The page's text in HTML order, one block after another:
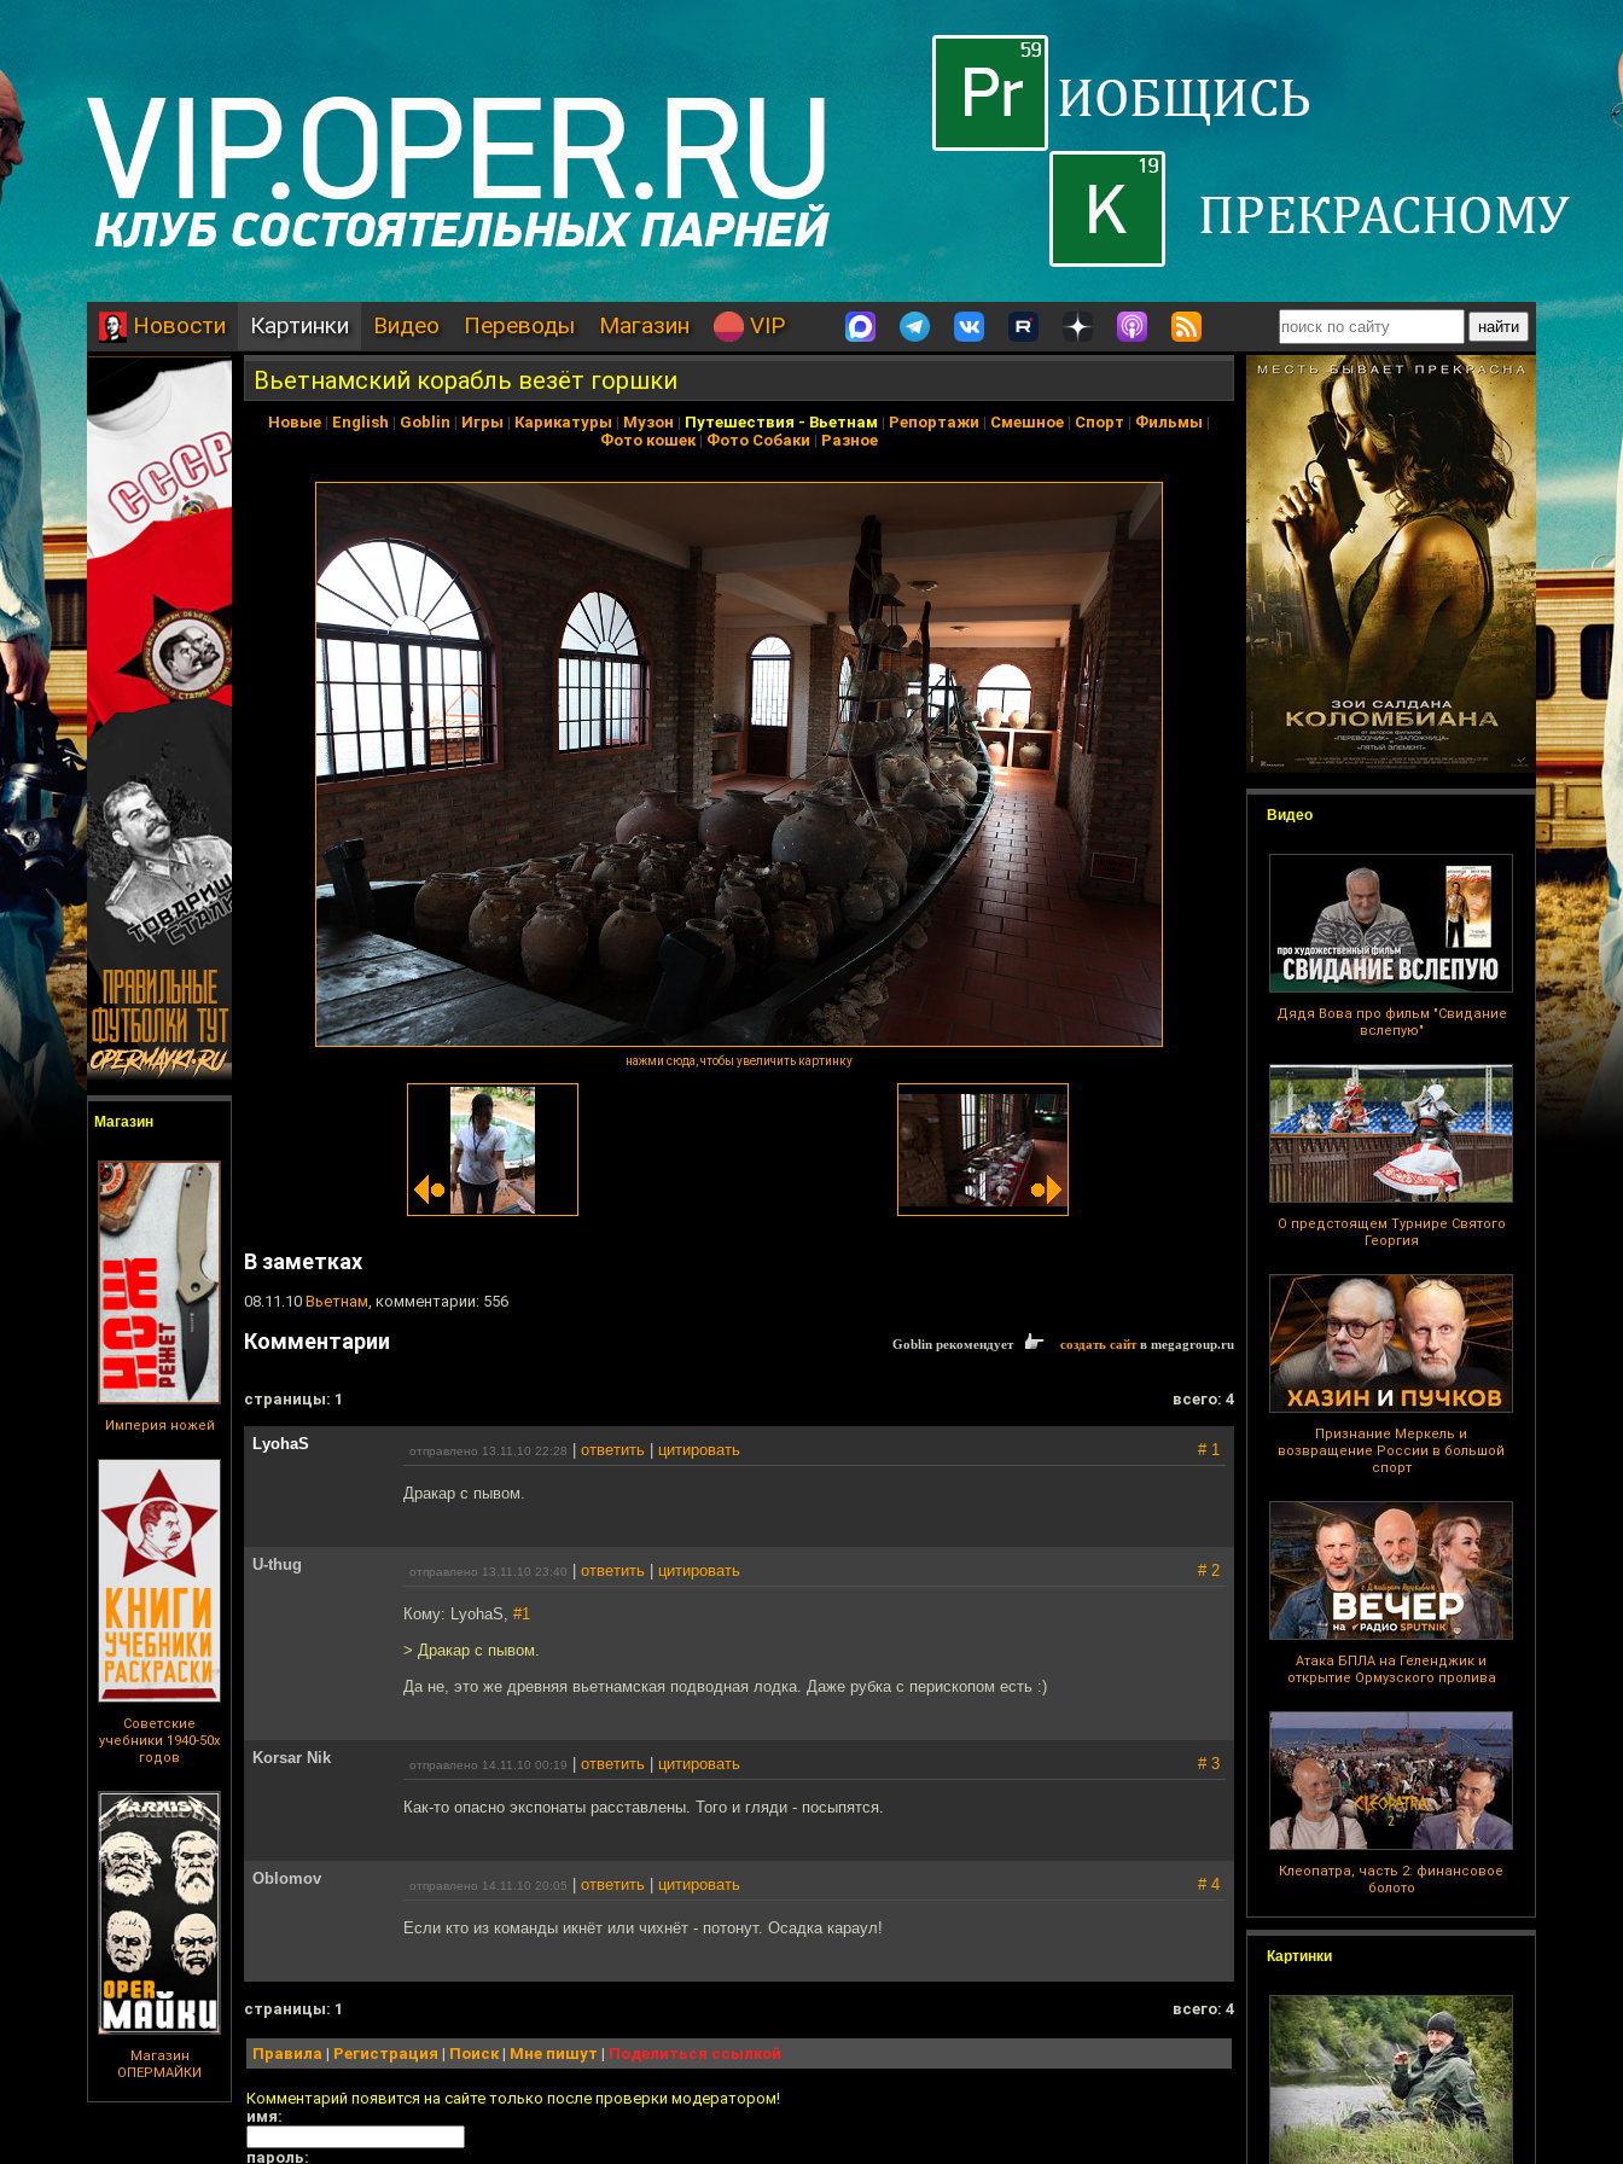
Новости Картинки Видео Переводы Магазин VIP
Магазин
Империя ножей
Советские
учебники 1940-50х
годов
Магазин
ОПЕРМАЙКИ
Видео
Дядя Вова про фильм "Свидание
вслепую"
О предстоящем Турнире Святого
Георгия
Признание Меркель и
возвращение России в большой
спорт
Атака БПЛА на Геленджик и
открытие Ормузского пролива
Клеопатра, часть 2: финансовое
болото
Картинки
Вьетнамский корабль везёт горшки
Новые | English | Goblin | Игры | Карикатуры | Музон | Путешествия - Вьетнам | Репортажи | Смешное | Спорт | Фильмы |
Фото кошек| Фото Собаки | Разное
нажми сюда, чтобы увеличить картинку
В заметках
08.11.10 Вьетнам, комментарии: 556
Комментарии Goblin рекомендует создать сайтв megagroup.ru
cтраницы: 1 всего: 4
LyohaS отправлено 13.11.10 22:28 ответить цитировать # 1
Дракар с пывом.
U-thug отправлено 13.11.10 23:40 ответить цитировать # 2
Кому: LyohaS, #1
> Дракар с пывом.
Да не, это же древняя вьетнамская подводная лодка. Даже рубка с перископом есть :)
Korsar Nik отправлено 14.11.10 00:19 ответить цитировать # 3
Как-то опасно экспонаты расставлены. Того и гляди - посыпятся.
Oblomov отправлено 14.11.10 20:05 ответить цитировать # 4
Если кто из команды икнёт или чихнёт - потонут. Осадка караул!
cтраницы: 1 всего: 4
Правила | Регистрация | Поиск| Мне пишут | Поделиться ссылкой
Комментарий появится на сайте только после проверки модератором!
имя:
пароль: